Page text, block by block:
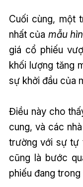
Cuối cùng, một
nhất của mẫu
giá cổ phiếu
khối lượng tăng
sự khởi đầu của
Điều này cho
cung, và các
trường với sự tự
cũng là bước
phiếu đang